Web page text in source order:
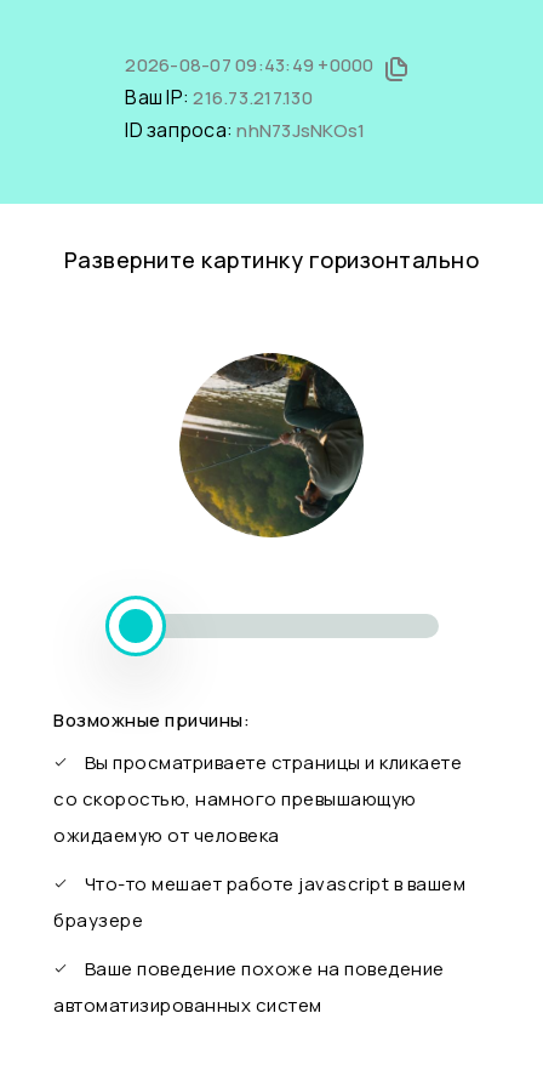
2026-08-07 09:43:49 +0000
Ваш IP:216.73.217.130
ID запроса:nhN73JsNKOs1
Разверните картинку горизонтально
Возможные причины:
Вы просматриваете страницы и кликаете
со скоростью, намного превышающую
ожидаемую от человека
Что-то мешает работе javascript в вашем
браузере
Ваше поведение похоже на поведение
автоматизированных систем